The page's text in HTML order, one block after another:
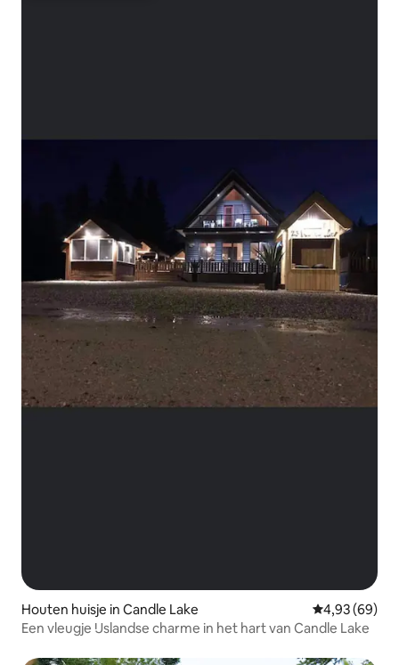
Houten huisje in Candle Lake Gemiddelde
4,93 (69)
Een vleugje IJslandse charme in het hart van Candle Lake